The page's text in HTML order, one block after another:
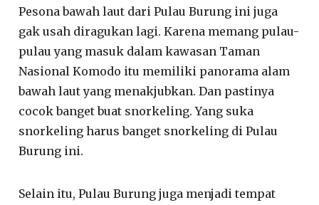
Pesona bawah laut dari Pulau Burung ini juga
gak usah diragukan lagi. Karena memang pulau-
pulau yang masuk dalam kawasan Taman
Nasional Komodo itu memiliki panorama alam
bawah laut yang menakjubkan. Dan pastinya
cocok banget buat snorkeling. Yang suka
snorkeling harus banget snorkeling di Pulau
Burung ini.
Selain itu, Pulau Burung juga menjadi tempat